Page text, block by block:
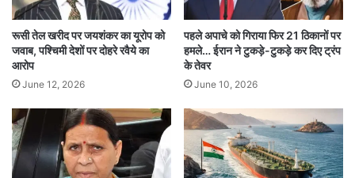
के लिए वैकल्पिक रणनीतियों पर काम किया
जा रहा है।
क्या है नाविक?
नाविक भारत का क्षेत्रीय नेविगेशन सेटेलाइट सिस्टम है, जिसे
भारतीय उपयोगकर्ताओं के लिए सटीक पोजिशन, रफ्तार और
रूसी तेल खरीद पर जयशंकर का यूरोप को
जवाब, पश्चिमी देशों पर दोहरे रवैये का
आरोप
June 12, 2026
पहले अपाचे को गिराया फिर 21 ठिकानों पर
हमले… ईरान ने टुकड़े-टुकड़े कर दिए ट्रंप
के तेवर
June 10, 2026